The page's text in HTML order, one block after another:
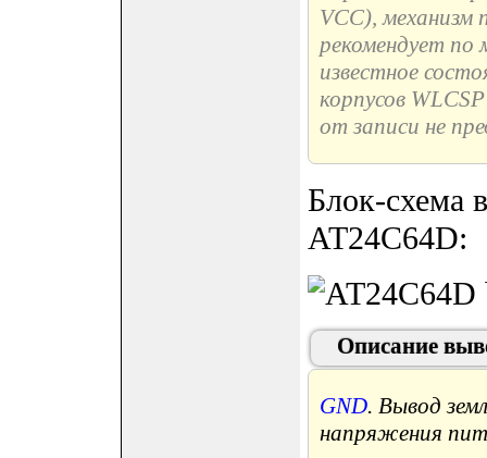
VCC),
рекомендует по
известное
корпусов
от записи не
Блок-схема
AT24C64D:
Описание
GND. Вывод
напряжения